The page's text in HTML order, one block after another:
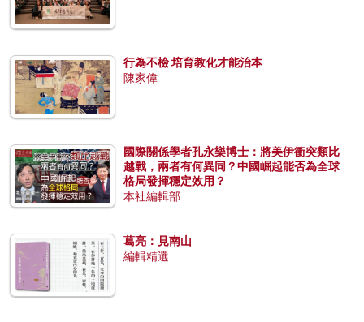
行為不檢 培育教化才能治本
陳家偉
國際關係學者孔永樂博士：將美伊衝突類比
越戰，兩者有何異同？中國崛起能否為全球
格局發揮穩定效用？
本社編輯部
葛亮：見南山
編輯精選